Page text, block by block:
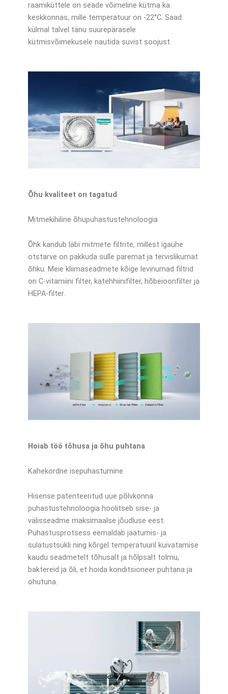
raamiküttele on seade võimeline kütma ka
keskkonnas, mille temperatuur on -22°C. Saad
külmal talvel tänu suurepärasele
kütmisvõimekusele nautida suvist soojust.
Õhu kvaliteet on tagatud
Mitmekihiline õhupuhastustehnoloogia
Õhk kandub läbi mitmete filtrite, millest igaühe
otstarve on pakkuda sulle paremat ja tervislikumat
õhku. Meie kliimaseadmete kõige levinumad filtrid
on C-vitamiini filter, katehhiinifilter, hõbeioonfilter ja
HEPA-filter.
Hoiab töö tõhusa ja õhu puhtana
Kahekordne isepuhastumine
Hisense patenteeritud uue põlvkonna
puhastustehnoloogia hoolitseb sise- ja
välisseadme maksimaalse jõudluse eest.
Puhastusprotsess eemaldab jäätumis- ja
sulatustsükli ning kõrgel temperatuuril kuivatamise
kaudu seadmetelt tõhusalt ja hõlpsalt tolmu,
baktereid ja õli, et hoida konditsioneer puhtana ja
ohutuna.